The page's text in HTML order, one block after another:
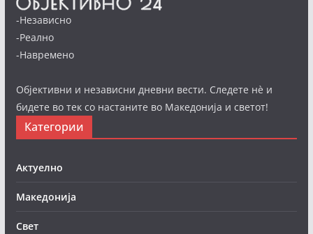
-Независно
-Реално
-Навремено
Објективни и независни дневни вести. Следете нè и
бидете во тек со настаните во Македонија и светот!
Категории
Актуелно
Македонија
Свет